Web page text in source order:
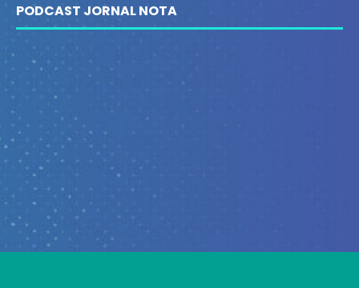
PODCAST JORNAL NOTA